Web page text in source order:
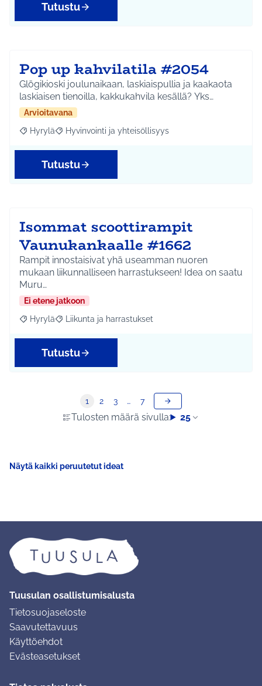
Tutustu
Pop up kahvilatila #2054
Glögikioski joulunaikaan, laskiaispullia ja kaakaota
laskiaisen tienoilla, kakkukahvila kesällä? Yks…
Arvioitavana
Rajaa tulokset aihepiirin mukaan: Hyrylä
Hyrylä Rajaa tulokset teeman mukaan: Hyvinvointi ja
Hyvinvointi ja yhteisöllisyys
Tutustu
Isommat scoottirampit
Vaunukankaalle #1662
Rampit innostaisivat yhä useamman nuoren
mukaan liikunnalliseen harrastukseen! Idea on saatu
Muru…
Ei etene jatkoon
Rajaa tulokset aihepiirin mukaan: Hyrylä
Hyrylä Rajaa tulokset teeman mukaan: Liikunta ja
Liikunta ja harrastukset
Tutustu
Tulosten määrä sivulla: 25
1 2 3 … 7
Näytä kaikki peruutetut ideat
Tuusulan osallistumisalusta
Tietosuojaseloste
Saavutettavuus
Käyttöehdot
Evästeasetukset